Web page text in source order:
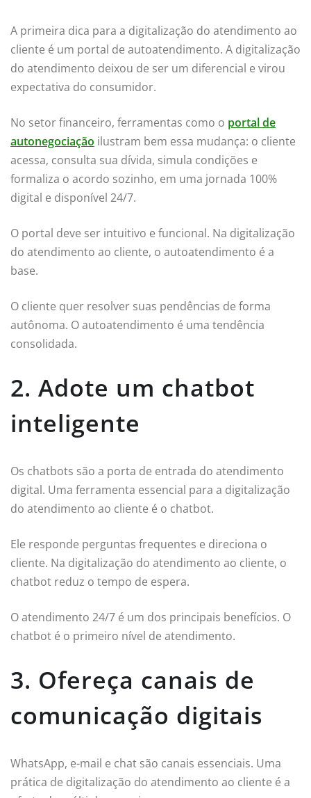
A primeira dica para a digitalização do atendimento ao
cliente é um portal de autoatendimento. A digitalização
do atendimento deixou de ser um diferencial e virou
expectativa do consumidor.
No setor financeiro, ferramentas como o portal de
autonegociação ilustram bem essa mudança: o cliente
acessa, consulta sua dívida, simula condições e
formaliza o acordo sozinho, em uma jornada 100%
digital e disponível 24/7.
O portal deve ser intuitivo e funcional. Na digitalização
do atendimento ao cliente, o autoatendimento é a
base.
O cliente quer resolver suas pendências de forma
autônoma. O autoatendimento é uma tendência
consolidada.
2. Adote um chatbot
inteligente
Os chatbots são a porta de entrada do atendimento
digital. Uma ferramenta essencial para a digitalização
do atendimento ao cliente é o chatbot.
Ele responde perguntas frequentes e direciona o
cliente. Na digitalização do atendimento ao cliente, o
chatbot reduz o tempo de espera.
O atendimento 24/7 é um dos principais benefícios. O
chatbot é o primeiro nível de atendimento.
3. Ofereça canais de
comunicação digitais
WhatsApp, e-mail e chat são canais essenciais. Uma
prática de digitalização do atendimento ao cliente é a